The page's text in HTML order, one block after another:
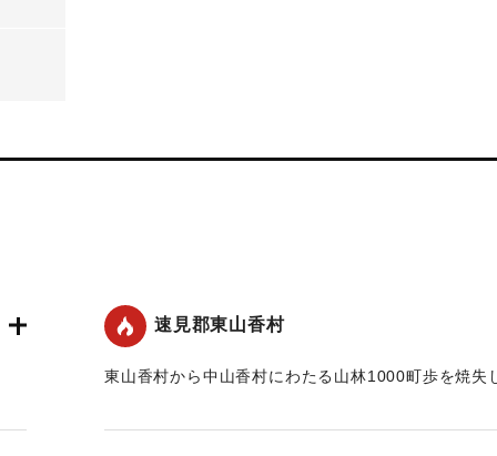
速見郡東山香村
東山香村から中山香村にわたる山林1000町歩を焼失
｜固有コード:00455004